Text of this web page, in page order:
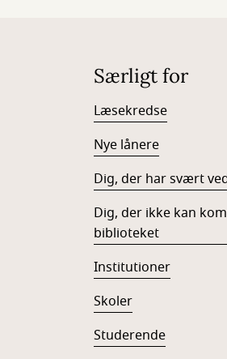
Særligt for
Læsekredse
Nye lånere
Dig, der har svært
Dig, der ikke kan
biblioteket
Institutioner
Skoler
Studerende